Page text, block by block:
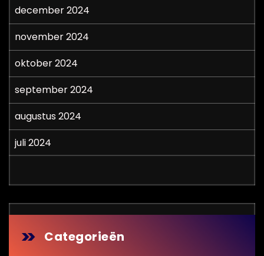
december 2024
november 2024
oktober 2024
september 2024
augustus 2024
juli 2024
Categorieën